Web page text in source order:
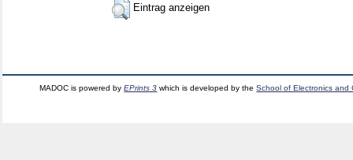
Eintrag anzeigen
MADOC is powered byEPrints 3 which is developed by theSchool of Electronics and